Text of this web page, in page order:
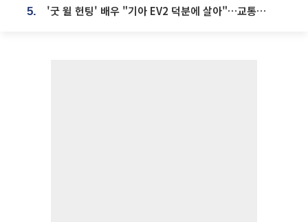
5. '굿 윌 헌팅' 배우 "기아 EV2 덕분에 살아"…교통사고 후 안전성 극찬